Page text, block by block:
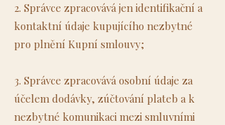
2. Správce zpracovává jen identifikační a
kontaktní údaje kupujícího nezbytné
pro plnění Kupní smlouvy;
3. Správce zpracovává osobní údaje za
účelem dodávky, zúčtování plateb a k
nezbytné komunikaci mezi smluvními